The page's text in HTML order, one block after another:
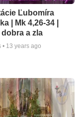
Ľubomíra
| Mk 4,26-34 |
dobra a zla
• 13 years ago